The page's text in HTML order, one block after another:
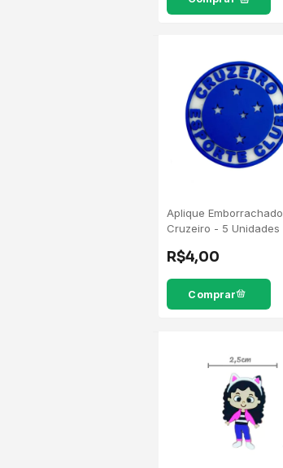
Aplique Emborrachado
Cruzeiro - 5 Unidades
R$4,00